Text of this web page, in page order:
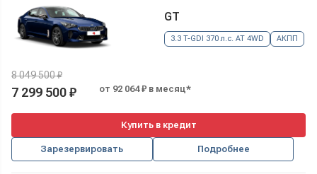
GT
3.3 T-GDI 370 л.с. AT 4WD АКПП
8 049 500 ₽
7 299 500 ₽ от 92 064 ₽ в месяц*
Купить в кредит
Зарезервировать Подробнее